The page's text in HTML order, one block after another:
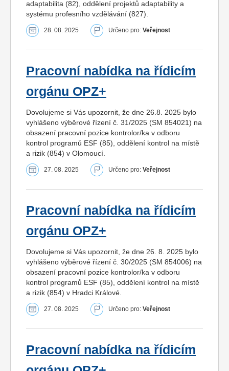
adaptabilita (82), oddělení projektů adaptability a
systému profesního vzdělávání (827).
28. 08. 2025 Určeno pro: Veřejnost
Pracovní nabídka na řídicím
orgánu OPZ+
Dovolujeme si Vás upozornit, že dne 26.8. 2025 bylo
vyhlášeno výběrové řízení č. 31/2025 (SM 854021) na
obsazení pracovní pozice kontrolor/ka v odboru
kontrol programů ESF (85), oddělení kontrol na místě
a rizik (854) v Olomoucí.
27. 08. 2025 Určeno pro: Veřejnost
Pracovní nabídka na řídicím
orgánu OPZ+
Dovolujeme si Vás upozornit, že dne 26. 8. 2025 bylo
vyhlášeno výběrové řízení č. 30/2025 (SM 854006) na
obsazení pracovní pozice kontrolor/ka v odboru
kontrol programů ESF (85), oddělení kontrol na místě
a rizik (854) v Hradci Králové.
27. 08. 2025 Určeno pro: Veřejnost
Pracovní nabídka na řídicím